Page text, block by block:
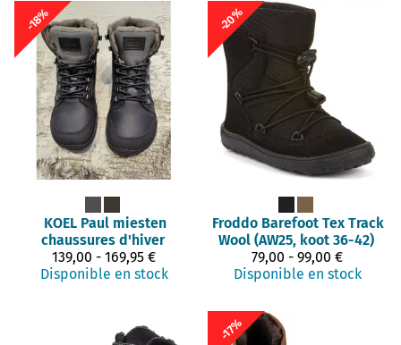
-18%
KOEL Paul miesten
chaussures d'hiver
139,00 - 169,95 €
Disponible en stock
-20%
Froddo Barefoot Tex Track
Wool (AW25, koot 36-42)
79,00 - 99,00 €
Disponible en stock
-17%